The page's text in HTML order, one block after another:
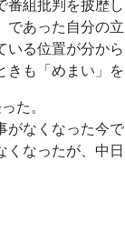
番組批判を披歴
であった自分の
いる位置が分か
きも「めまい」
た。
がなくなった今
くなったが、中